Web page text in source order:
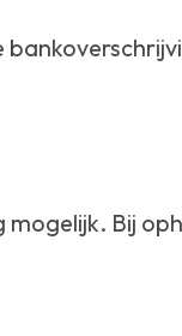
mogelijk. Bij